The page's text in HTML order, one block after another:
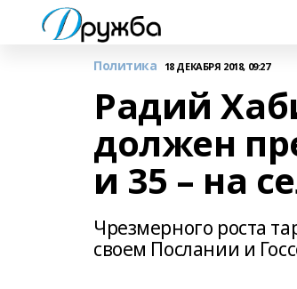
Политика 18 ДЕКАБРЯ 2018, 09:27
Радий
должен
и 35 – на
Чрезмерного роста
своем Послании и